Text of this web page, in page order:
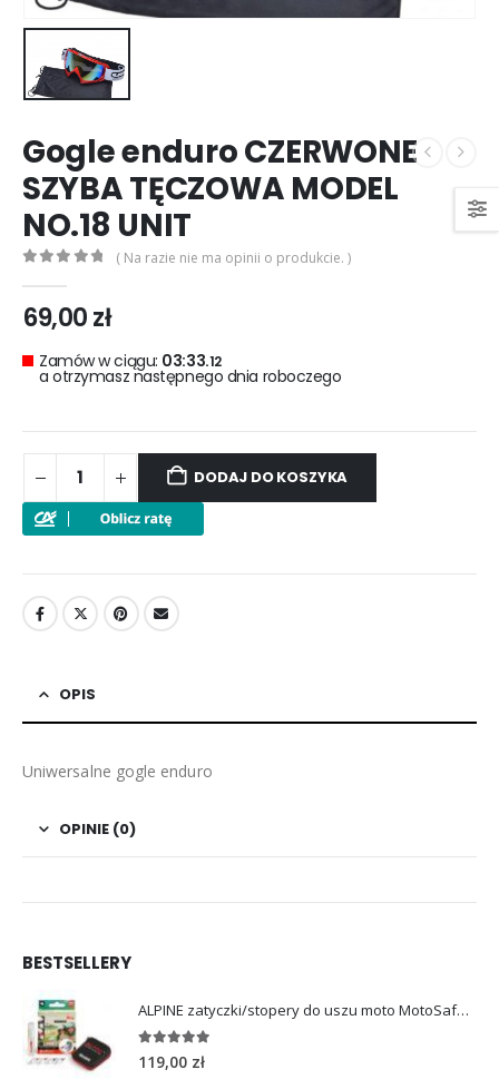
Gogle enduro CZERWONE
SZYBA TĘCZOWA MODEL
NO.18 UNIT
( Na razie nie ma opinii o produkcie. )
69,00zł
Zamów w ciągu: 03:33.12
a otrzymasz następnego dnia roboczego
DODAJ DO KOSZYKA
OPIS
Uniwersalne gogle enduro
OPINIE (0)
0out of 5
299,00zł out of 5
299,00
BESTSELLERY
ALPINE zatyczki/stopery do uszu moto MotoSafe Pro
out of 5
119,00 zł